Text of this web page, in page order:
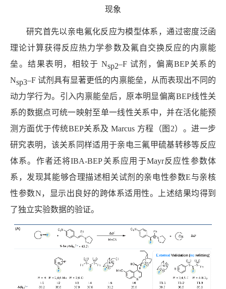
现象
研究首先以亲电氟化反应为模型体系，通过密度泛函
理论计算获得反应热力学参数及氟自交换反应的内禀能
垒。结果表明，相较于Nsp2–F 试剂，偏离BEP关系的
Nsp3–F试剂具有显著更低的内禀能垒，从而表现出不同的
动力学行为。引入内禀能垒后，原本明显偏离BEP线性关
系的数据点可统一映射至单一线性关系中，并在活化能预
测方面优于传统BEP关系及 Marcus 方程（图 2）。进一步
研究表明，该关系同样适用于亲电三氟甲硫基转移等反应
体系。作者还将IBA-BEP关系应用于Mayr反应性参数体
系，发现其能够合理描述相关试剂的亲电性参数E与亲核
性参数N，显示出良好的跨体系适用性。上述结果均得到
了独立实验数据的验证。